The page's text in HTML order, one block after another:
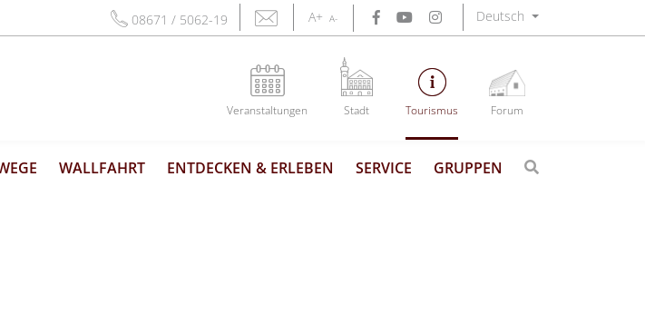
08671 / 5062-19 A+ A- Deutsch
Veranstaltungen Stadt Tourismus Forum
WALLFAHRT ENTDECKEN & ERLEBEN SERVICE GRUPPEN